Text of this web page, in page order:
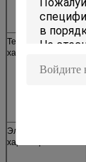
Термальные
характеристики
Электрические
характеристики